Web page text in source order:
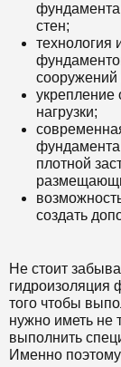
стен;
технология
сооружений
укрепление
нагрузки;
фундамента
плотной
создать
Не стоит
гидроизоляция
того чтобы
нужно иметь не
выполнить
Именно